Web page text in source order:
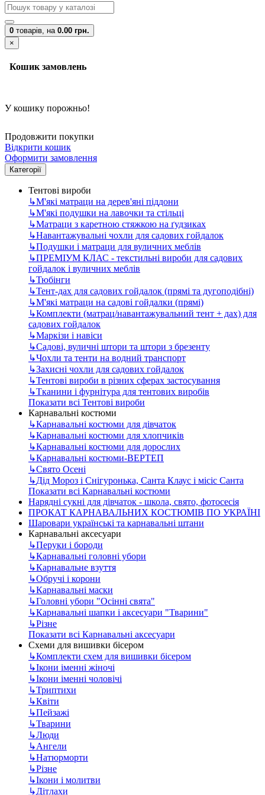
0 товарів, на 0.00 грн.
×
Кошик замовлень
У кошику порожньо!
Продовжити покупки
Відкрити кошик
Оформити замовлення
Категорії
Тентові вироби
↳М'які матраци на дерев'яні піддони
↳М'які подушки на лавочки та стільці
↳Матраци з каретною стяжкою на ґудзиках
↳Навантажувальні чохли для садових гойдалок
↳Подушки і матраци для вуличних меблів
↳ПРЕМІУМ КЛАС - текстильні вироби для садових
гойдалок і вуличних меблів
↳Тюбінги
↳Тент-дах для садових гойдалок (прямі та дугоподібні)
↳М'які матраци на садові гойдалки (прямі)
↳Комплекти (матрац/навантажувальний тент + дах) для
садових гойдалок
↳Маркізи і навіси
↳Садові, вуличні штори та штори з брезенту
↳Чохли та тенти на водний транспорт
↳Захисні чохли для садових гойдалок
↳Тентові вироби в різних сферах застосування
↳Тканини і фурнітура для тентових виробів
Показати всі Тентові вироби
Карнавальні костюми
↳Карнавальні костюми для дівчаток
↳Карнавальні костюми для хлопчиків
↳Карнавальні костюми для дорослих
↳Карнавальні костюми-ВЕРТЕП
↳Свято Осені
↳Дід Мороз і Снігуронька, Санта Клаус і місіс Санта
Показати всі Карнавальні костюми
Нарядні сукні для дівчаток - школа, свято, фотосесія
ПРОКАТ КАРНАВАЛЬНИХ КОСТЮМІВ ПО УКРАЇНІ
Шаровари українські та карнавальні штани
Карнавальні аксесуари
↳Перуки і бороди
↳Карнавальні головні убори
↳Карнавальне взуття
↳Обручі і корони
↳Карнавальні маски
↳Головні убори "Осінні свята"
↳Карнавальні шапки і аксесуари "Тварини"
↳Різне
Показати всі Карнавальні аксесуари
Схеми для вишивки бісером
↳Комплекти схем для вишивки бісером
↳Ікони іменні жіночі
↳Ікони іменні чоловічі
↳Триптихи
↳Квіти
↳Пейзажі
↳Тварини
↳Люди
↳Ангели
↳Натюрморти
↳Різне
↳Ікони і молитви
↳Дітлахи